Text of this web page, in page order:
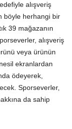
alışveriş
böyle herhangi bir
39 mağazanın
alışveriş
veya ürünün
ekranlardan
ödeyerek,
Sporseverler,
da sahip